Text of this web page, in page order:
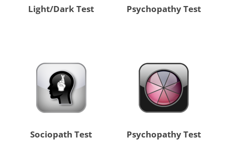
Light/Dark Test Psychopathy Test
Sociopath Test Psychopathy Test